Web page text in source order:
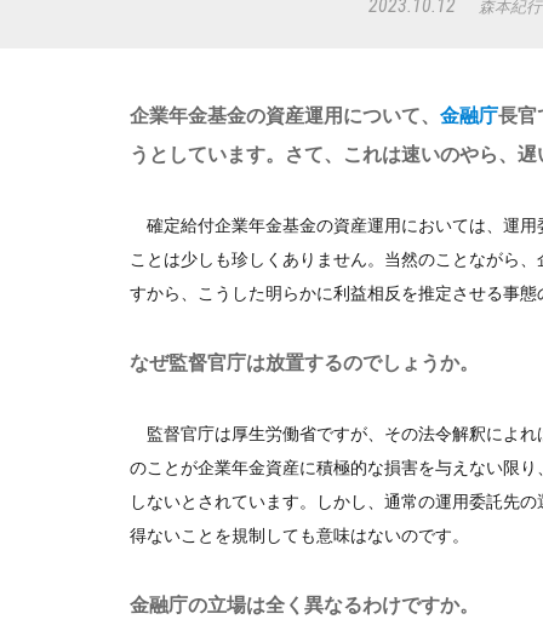
2023.10.12 森本紀行
企業年金基金の資産運用について、 金融庁長官
うとしています。さて、これは速いのやら、遅
確定給付企業年金基金の資産運用においては、運
ことは少しも珍しくありません。当然のことながら
すから、こうした明らかに利益相反を推定させる事
なぜ監督官庁は放置するのでしょうか。
監督官庁は厚生労働省ですが、その法令解釈によ
のことが企業年金資産に積極的な損害を与えない限
しないとされています。しかし、通常の運用委託先
得ないことを規制しても意味はないのです。
金融庁の立場は全く異なるわけですか。